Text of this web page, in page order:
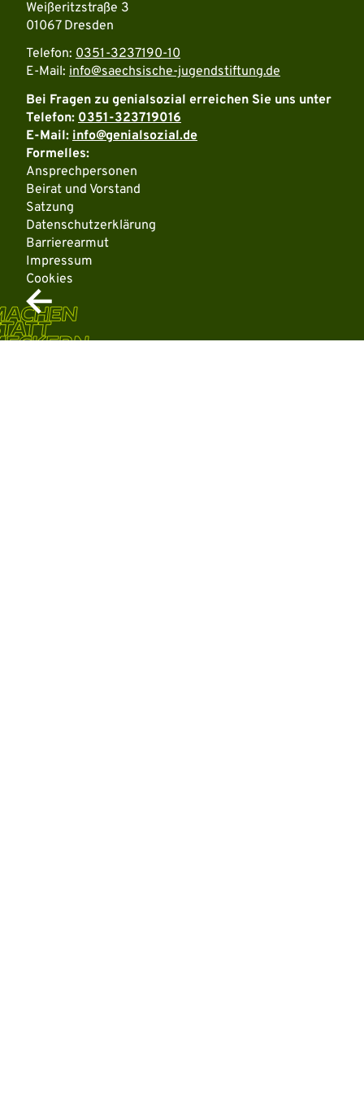
Weißeritzstraße 3
01067 Dresden
Telefon: 0351-3237190-10
E-Mail: info@saechsische-jugendstiftung.de
Bei Fragen zu genialsozial erreichen Sie uns unter
Telefon: 0351-323719016
E-Mail: info@genialsozial.de
Formelles:
Ansprechpersonen
Beirat und Vorstand
Satzung
Datenschutzerklärung
Barrierearmut
Impressum
Cookies